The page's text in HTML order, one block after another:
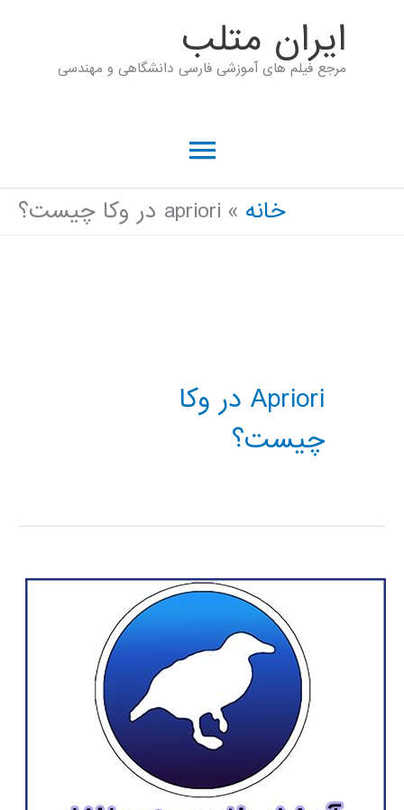
ايران متلب
مرجع فیلم های آموزشی فارسی دانشگاهی و مهندسی
فهرست
اصلی
خانه apriori در وکا چیست؟
Apriori در وکا
چیست؟